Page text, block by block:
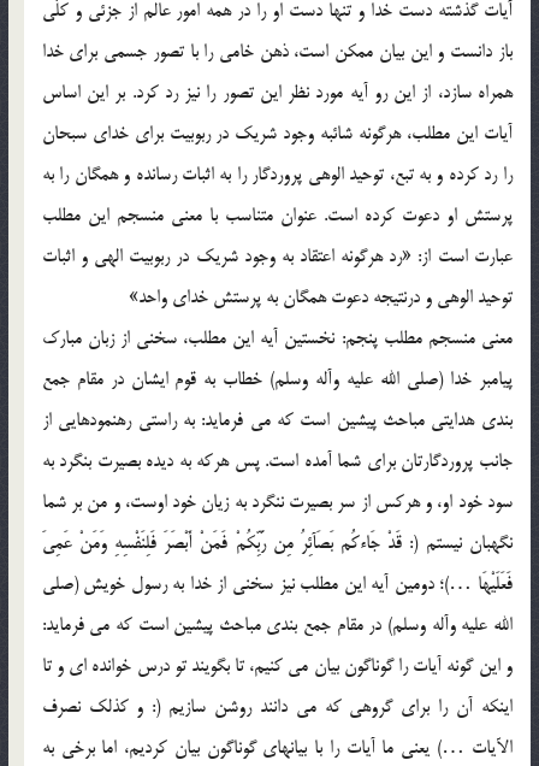
آيات گذشته دست خدا و تنها دست او را در همه امور عالم از جزئي و کلّي
باز دانست و اين بيان ممکن است، ذهن خامي را با تصور جسمي براي خدا
همراه سازد، از اين رو آيه مورد نظر اين تصور را نيز رد کرد. بر اين اساس
آيات اين مطلب، هرگونه شائبه وجود شريک در ربوبيت براي خداي سبحان
را رد کرده و به تبع، توحيد الوهي پروردگار را به اثبات رسانده و همگان را به
پرستش او دعوت کرده است. عنوان متناسب با معني منسجم اين مطلب
عبارت است از: «رد هرگونه اعتقاد به وجود شريک در ربوبيت الهي و اثبات
توحيد الوهي و درنتيجه دعوت همگان به پرستش خداي واحد»
معني منسجم مطلب پنجم: نخستين آيه اين مطلب، سخني از زبان مبارک
پيامبر خدا (صلي الله عليه وآله وسلم) خطاب به قوم ايشان در مقام جمع
بندي هدايتي مباحث پيشين است که مي فرمايد: به راستي رهنمودهايي از
جانب پروردگارتان براي شما آمده است. پس هرکه به ديده بصيرت بنگرد به
سود خود او، و هرکس از سر بصيرت ننگرد به زيان خود اوست، و من بر شما
نگهبان نيستم (: قَدْ جَاءكُم بَصَآئِرُ مِن رَّبِّكُمْ فَمَنْ أَبْصَرَ فَلِنَفْسِهِ وَمَنْ عَمِيَ
فَعَلَيْهَا …)؛ دومين آيه اين مطلب نيز سخني از خدا به رسول خويش (صلي
الله عليه وآله وسلم) در مقام جمع بندي مباحث پيشين است که مي فرمايد:
و اين گونه آيات را گوناگون بيان مي کنيم، تا بگويند تو درس خوانده اي و تا
اينکه آن را براي گروهي که مي دانند روشن سازيم (: و کذلک نصرف
الآيات …) يعني ما آيات را با بيانهاي گوناگون بيان کرديم، اما برخي به